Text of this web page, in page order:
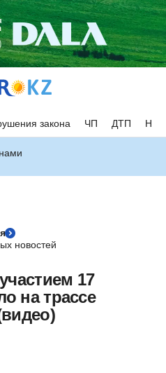
закона ЧП ДТП
новостей
17
на трассе